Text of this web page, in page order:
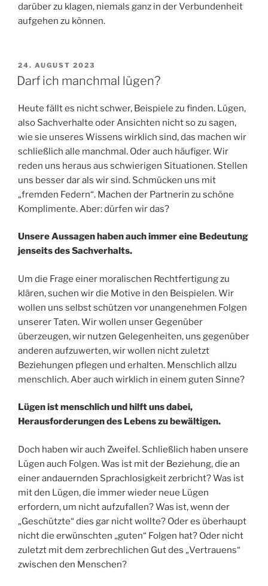
darüber zu klagen, niemals ganz in der Verbundenheit
aufgehen zu können.
VERÖFFENTLICHT
AM
24. AUGUST 2023
Darf ich manchmal lügen?
Heute fällt es nicht schwer, Beispiele zu finden. Lügen,
also Sachverhalte oder Ansichten nicht so zu sagen,
wie sie unseres Wissens wirklich sind, das machen wir
schließlich alle manchmal. Oder auch häufiger. Wir
reden uns heraus aus schwierigen Situationen. Stellen
uns besser dar als wir sind. Schmücken uns mit
„fremden Federn“. Machen der Partnerin zu schöne
Komplimente. Aber: dürfen wir das?
Unsere Aussagen haben auch immer eine Bedeutung
jenseits des Sachverhalts.
Um die Frage einer moralischen Rechtfertigung zu
klären, suchen wir die Motive in den Beispielen. Wir
wollen uns selbst schützen vor unangenehmen Folgen
unserer Taten. Wir wollen unser Gegenüber
überzeugen, wir nutzen Gelegenheiten, uns gegenüber
anderen aufzuwerten, wir wollen nicht zuletzt
Beziehungen pflegen und erhalten. Menschlich allzu
menschlich. Aber auch wirklich in einem guten Sinne?
Lügen ist menschlich und hilft uns dabei,
Herausforderungen des Lebens zu bewältigen.
Doch haben wir auch Zweifel. Schließlich haben unsere
Lügen auch Folgen. Was ist mit der Beziehung, die an
einer andauernden Sprachlosigkeit zerbricht? Was ist
mit den Lügen, die immer wieder neue Lügen
erfordern, um nicht aufzufallen? Was ist, wenn der
„Geschützte“ dies gar nicht wollte? Oder es überhaupt
nicht die erwünschten „guten“ Folgen hat? Oder nicht
zuletzt mit dem zerbrechlichen Gut des „Vertrauens“
zwischen den Menschen?